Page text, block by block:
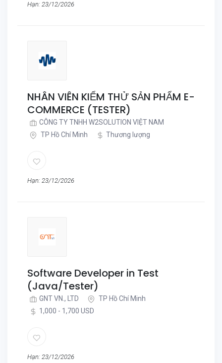
Hạn: 23/12/2026
NHÂN VIÊN KIỂM THỬ SẢN PHẨM E-
COMMERCE (TESTER)
CÔNG TY TNHH W2SOLUTION VIỆT NAM
TP Hồ Chí Minh
Thương lượng
Hạn: 23/12/2026
Software Developer in Test
(Java/Tester)
GNT VN., LTD
TP Hồ Chí Minh
1,000 - 1,700 USD
Hạn: 23/12/2026